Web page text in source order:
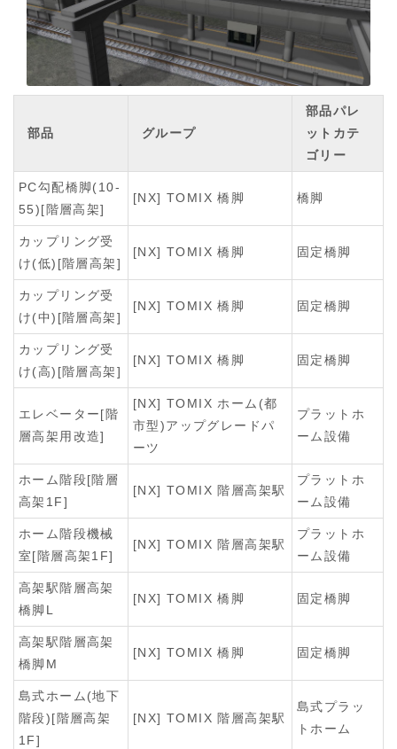
部品 グループ
部品パレ
ットカテ
ゴリー
PC勾配橋脚(10-
55)[階層高架]
[NX] TOMIX 橋脚 橋脚
カップリング受
け(低)[階層高架]
[NX] TOMIX 橋脚 固定橋脚
カップリング受
け(中)[階層高架]
[NX] TOMIX 橋脚 固定橋脚
カップリング受
け(高)[階層高架]
[NX] TOMIX 橋脚 固定橋脚
エレベーター[階
層高架用改造]
[NX] TOMIX ホーム(都
市型)アップグレードパ
ーツ
プラットホ
ーム設備
ホーム階段[階層
高架1F]
[NX] TOMIX 階層高架駅
プラットホ
ーム設備
ホーム階段機械
室[階層高架1F]
[NX] TOMIX 階層高架駅
プラットホ
ーム設備
高架駅階層高架
橋脚L
[NX] TOMIX 橋脚 固定橋脚
高架駅階層高架
橋脚M
[NX] TOMIX 橋脚 固定橋脚
島式ホーム(地下
階段)[階層高架
1F]
[NX] TOMIX 階層高架駅
島式プラッ
トホーム